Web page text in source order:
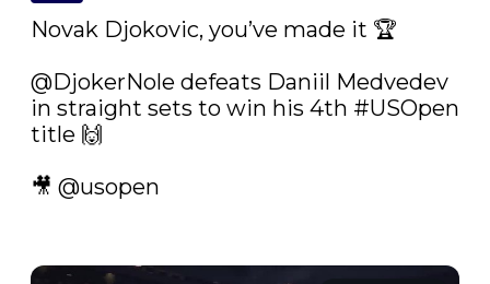
Novak Djokovic, you’ve made it 🏆
@DjokerNole defeats Daniil Medvedev
in straight sets to win his 4th #USOpen
title 🙌
🎥 @usopen